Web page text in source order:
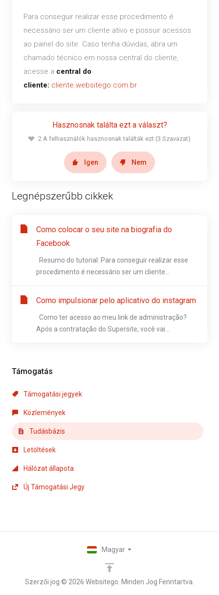
Támogatás
Támogatási jegyek
Közlemények
Tudásbázis
Letöltések
Hálózat állapota
Új Támogatási Jegy
Para conseguir realizar esse procedimento é
necessário ser um cliente ativo e possuir acessos
ao painel do site. Caso tenha dúvidas, abra um
chamado técnico em nossa central do cliente,
acesse a central do
cliente: cliente.websitego.com.br
Hasznosnak találta ezt a választ?
2 A felhasználók hasznosnak találták ezt (3 Szavazat)
Igen Nem
Legnépszerűbb cikkek
Como colocar o seu site na biografia do
Facebook
Resumo do tutorial: Para conseguir realizar esse
procedimento é necessário ser um cliente...
Como impulsionar pelo aplicativo do instagram
Como ter acesso ao meu link de administração?
Após a contratação do Supersite, você vai...
Szerzői jog © 2026 Websitego. Minden Jog Fenntartva.
Magyar